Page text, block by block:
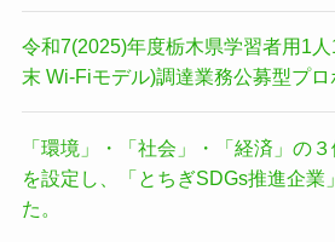
令和7(2025)年度栃木県学習者用1
末 Wi-Fiモデル)調達業務公募型プ
「環境」・「社会」・「経済」の
を設定し、「とちぎSDGs推進企業
た。